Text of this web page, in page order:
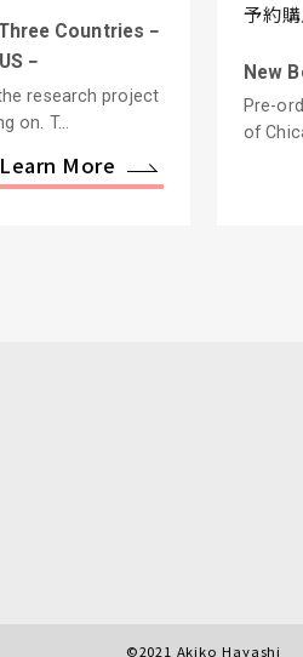
Countries −
−
research project
on. T...
Learn More
予約
New
Pre-
of
©2021 Akiko Hayashi